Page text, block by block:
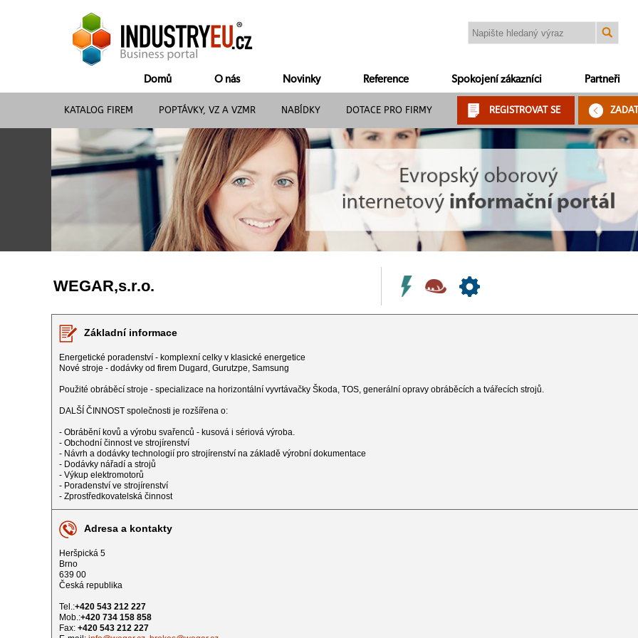
Domů O nás Novinky Reference Spokojení zákazníci Partneři
KATALOG FIREM POPTÁVKY, VZ A VZMR NABÍDKY DOTACE PRO FIRMY REGISTROVAT SE
WEGAR,s.r.o.
Základní informace
Energetické poradenství - komplexní celky v klasické energetice
Nové stroje - dodávky od firem Dugard, Gurutzpe, Samsung
Použité obráběcí stroje - specializace na horizontální vyvrtávačky Škoda, TOS, generální opravy obráběcích a tvářecích strojů.
DALŠÍ ČINNOST společnosti je rozšířena o:
- Obrábění kovů a výrobu svařenců - kusová i sériová výroba.
- Obchodní činnost ve strojírenství
- Návrh a dodávky technologií pro strojírenství na základě výrobní dokumentace
- Dodávky nářadí a strojů
- Výkup elektromotorů
- Poradenství ve strojírenství
- Zprostředkovatelská činnost
Adresa a kontakty
Heršpická 5
Brno
639 00
Česká republika
Tel.:+420 543 212 227
Mob.:+420 734 158 858
Fax: +420 543 212 227